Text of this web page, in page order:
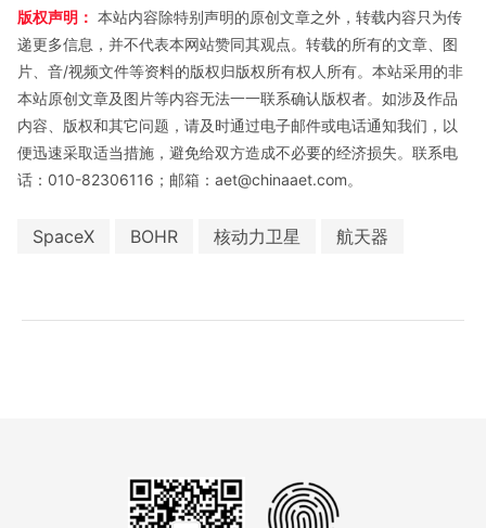
版权声明： 本站内容除特别声明的原创文章之外，转载内容只为传
递更多信息，并不代表本网站赞同其观点。转载的所有的文章、图
片、音/视频文件等资料的版权归版权所有权人所有。本站采用的非
本站原创文章及图片等内容无法一一联系确认版权者。如涉及作品
内容、版权和其它问题，请及时通过电子邮件或电话通知我们，以
便迅速采取适当措施，避免给双方造成不必要的经济损失。联系电
话：010-82306116；邮箱：aet@chinaaet.com。
SpaceX BOHR 核动力卫星 航天器